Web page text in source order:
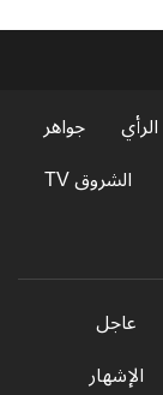
الرأي
جواهر
الشروق TV
عاجل
الإشهار